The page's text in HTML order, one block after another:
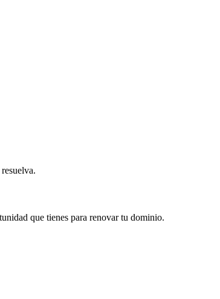
que tienes para renovar tu dominio.